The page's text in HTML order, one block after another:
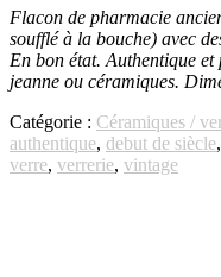
Flacon de pharmacie
soufflé à la bouche) avec
En bon état. Authentique et
jeanne ou céramiques.
Catégorie : Céramiques /
authentique, debut de siècle,
verre, verrerie, vintage